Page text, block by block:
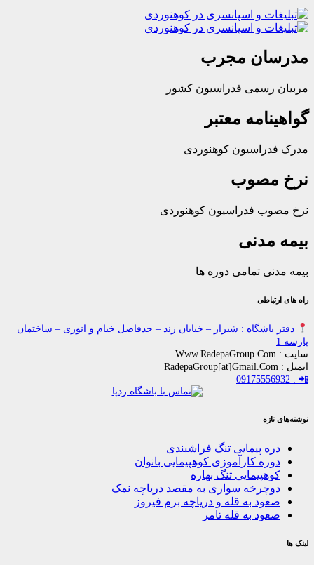
مجرب
رسمی فدراسیون کشور
معتبر
کوهنوردی
فدراسیون کوهنوردی
تمامی دوره ها
: شیراز – خیابان زند – حدفاصل خیام و انوری – ساختمان
پیمایی تنگ فراشبندی
کارآموزی کوهپیمایی بانوان
تنگ بهاره
سواری به مقصد دریاچه نمک
به قله و دریاچه برم فیروز
به قله تامر